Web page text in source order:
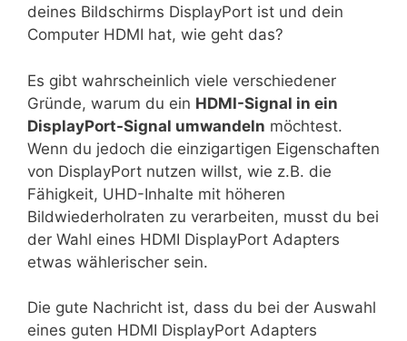
deines Bildschirms DisplayPort ist und dein
Computer HDMI hat, wie geht das?
Es gibt wahrscheinlich viele verschiedener
Gründe, warum du ein HDMI-Signal in ein
DisplayPort-Signal umwandeln möchtest.
Wenn du jedoch die einzigartigen Eigenschaften
von DisplayPort nutzen willst, wie z.B. die
Fähigkeit, UHD-Inhalte mit höheren
Bildwiederholraten zu verarbeiten, musst du bei
der Wahl eines HDMI DisplayPort Adapters
etwas wählerischer sein.
Die gute Nachricht ist, dass du bei der Auswahl
eines guten HDMI DisplayPort Adapters